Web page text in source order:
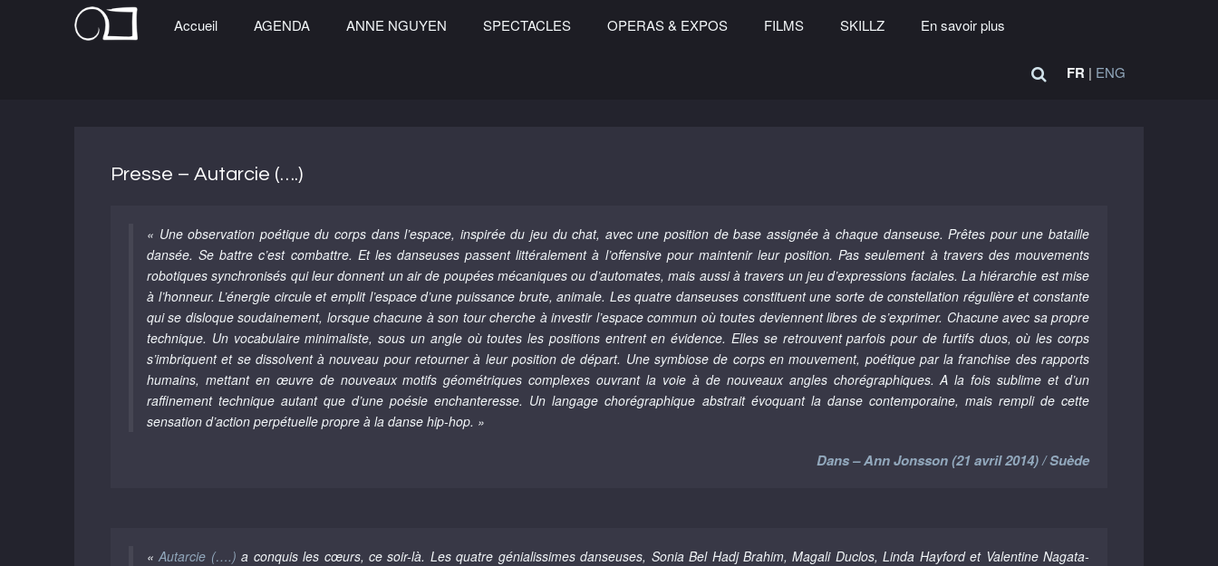
Accueil AGENDA ANNE NGUYEN SPECTACLES OPERAS & EXPOS FILMS SKILLZ En savoir plus
FR | ENG
Presse – Autarcie (….)
« Une observation poétique du corps dans l’espace, inspirée du jeu du chat, avec une position de base assignée à chaque danseuse. Prêtes pour une bataille
dansée. Se battre c’est combattre. Et les danseuses passent littéralement à l’offensive pour maintenir leur position. Pas seulement à travers des mouvements
robotiques synchronisés qui leur donnent un air de poupées mécaniques ou d’automates, mais aussi à travers un jeu d’expressions faciales. La hiérarchie est mise
à l’honneur. L’énergie circule et emplit l’espace d’une puissance brute, animale. Les quatre danseuses constituent une sorte de constellation régulière et constante
qui se disloque soudainement, lorsque chacune à son tour cherche à investir l’espace commun où toutes deviennent libres de s’exprimer. Chacune avec sa propre
technique. Un vocabulaire minimaliste, sous un angle où toutes les positions entrent en évidence. Elles se retrouvent parfois pour de furtifs duos, où les corps
s’imbriquent et se dissolvent à nouveau pour retourner à leur position de départ. Une symbiose de corps en mouvement, poétique par la franchise des rapports
humains, mettant en œuvre de nouveaux motifs géométriques complexes ouvrant la voie à de nouveaux angles chorégraphiques. A la fois sublime et d’un
raffinement technique autant que d’une poésie enchanteresse. Un langage chorégraphique abstrait évoquant la danse contemporaine, mais rempli de cette
sensation d’action perpétuelle propre à la danse hip-hop. »
Dans – Ann Jonsson (21 avril 2014) / Suède
«Autarcie (….) a conquis les cœurs, ce soir-là. Les quatre génialissimes danseuses, Sonia Bel Hadj Brahim, Magali Duclos, Linda Hayford et Valentine Nagata-